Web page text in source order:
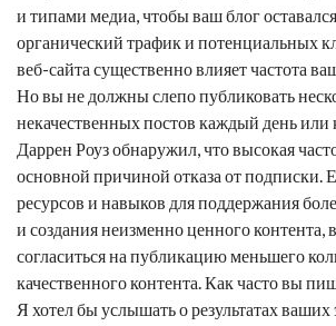
и типами медиа, чтобы ваш блог
органический трафик и потенциальных
веб-сайта существенно влияет частота
Но вы не должны слепо публиковать
некачественных постов каждый день
Даррен Роуз обнаружил, что высокая
основной причиной отказа от подписки.
ресурсов и навыков для поддержания
и создания неизменно ценного контента,
согласиться на публикацию меньшего
качественного контента. Как часто вы
Я хотел бы услышать о результатах